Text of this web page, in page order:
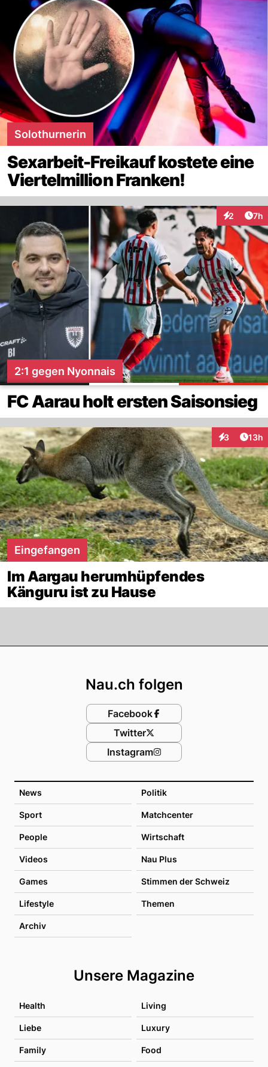
Solothurnerin
Sexarbeit-Freikauf kostete eine
Viertelmillion Franken!
2 7h
2:1 gegen Nyonnais
FC Aarau holt ersten Saisonsieg
3
Interaktionen
13h
Eingefangen
Im Aargau herumhüpfendes
Känguru ist zu Hause
News Politik
Sport Matchcenter
People Wirtschaft
Videos Nau Plus
Games Stimmen der Schweiz
Lifestyle Themen
Archiv
Unsere Magazine
Health Living
Liebe Luxury
Family Food
Nau.ch folgen
Facebook
Twitter
Instagram